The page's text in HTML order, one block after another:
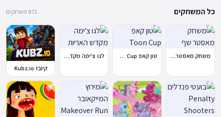
כל המשחקים 871 משחקים
משחק מאסטר שף טון קאפ Toon Cup
לגו צ'ימה מקדש האריות
קיובז Kubz.io